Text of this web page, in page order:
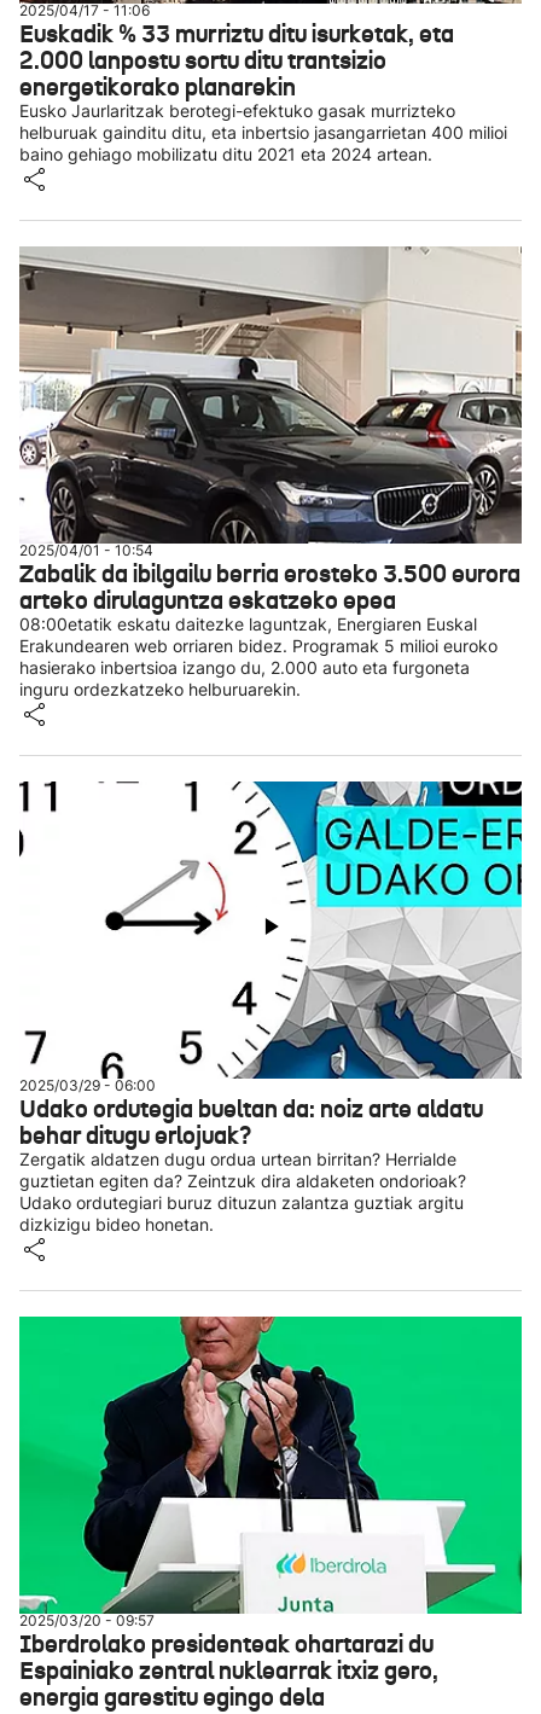
2025/04/17 - 11:06
Euskadik % 33 murriztu ditu isurketak, eta
2.000 lanpostu sortu ditu trantsizio
energetikorako planarekin
Eusko Jaurlaritzak berotegi-efektuko gasak murrizteko
helburuak gainditu ditu, eta inbertsio jasangarrietan 400 milioi
baino gehiago mobilizatu ditu 2021 eta 2024 artean.
2025/04/01 - 10:54
Zabalik da ibilgailu berria erosteko 3.500 eurora
arteko dirulaguntza eskatzeko epea
08:00etatik eskatu daitezke laguntzak, Energiaren Euskal
Erakundearen web orriaren bidez. Programak 5 milioi euroko
hasierako inbertsioa izango du, 2.000 auto eta furgoneta
inguru ordezkatzeko helburuarekin.
2025/03/29 - 06:00
Udako ordutegia bueltan da: noiz arte aldatu
behar ditugu erlojuak?
Zergatik aldatzen dugu ordua urtean birritan? Herrialde
guztietan egiten da? Zeintzuk dira aldaketen ondorioak?
Udako ordutegiari buruz dituzun zalantza guztiak argitu
dizkizigu bideo honetan.
2025/03/20 - 09:57
Iberdrolako presidenteak ohartarazi du
Espainiako zentral nuklearrak itxiz gero,
energia garestitu egingo dela